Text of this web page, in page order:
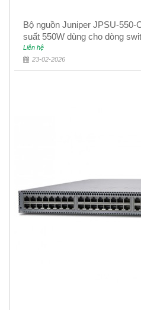
Bộ nguồn Juniper JPSU-
suất 550W dùng cho dòng
EX4400
Liên hệ
23-02-2026